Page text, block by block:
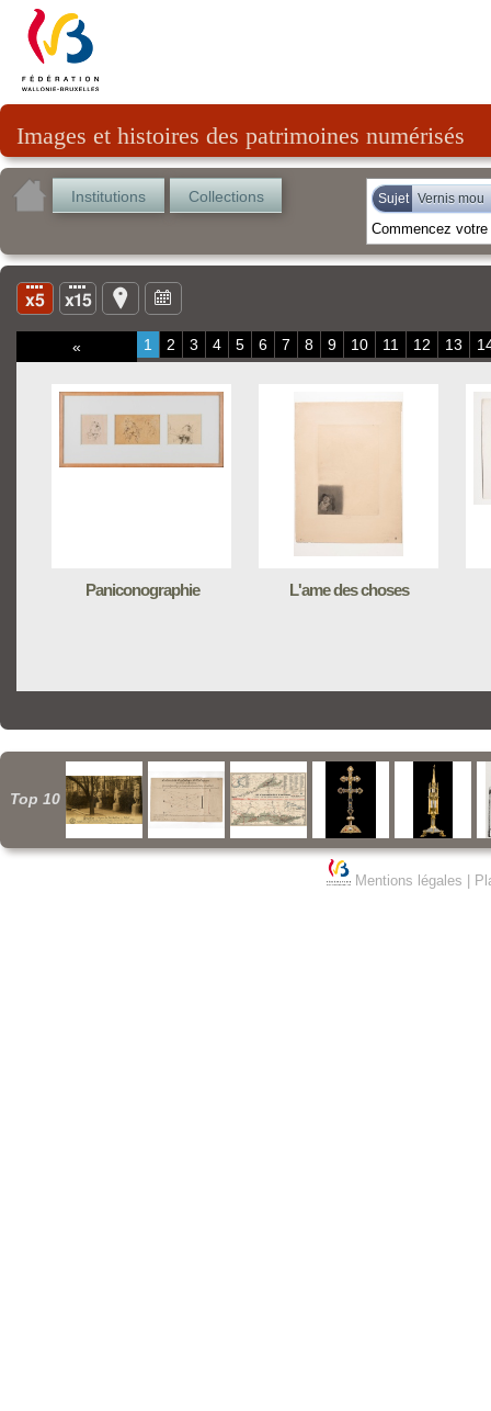
Images et histoires des patrimoines numérisés
Institutions Collections Sujet Vernis mou
« 1 2 3 4 5 6 7 8 9 10 11 12 13
Paniconographie L'ame des choses
Top 10
Mentions légales